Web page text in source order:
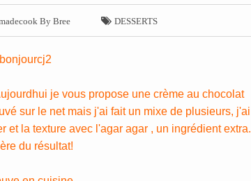
By Bree  DESSERTS
je vous propose une crème au chocolat
sur le net mais j'ai fait un mixe de plusieurs, j'ai
et la texture avec l'agar agar , un ingrédient extra.
du résultat!